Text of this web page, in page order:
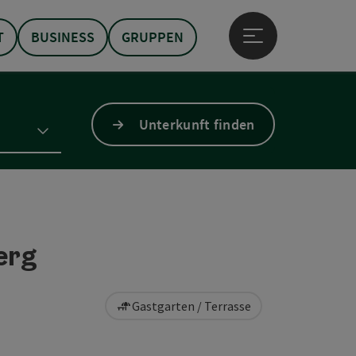
BUSINESS GRUPPEN
Hauptmenü öffnen
Unterkunft finden
Gastgarten / Terrasse